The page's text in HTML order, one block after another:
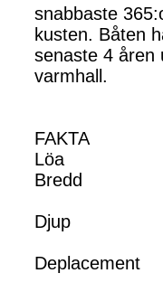
snabbaste
kusten. Båten
senaste 4 åren
varmhall.
FAKTA
Löa
Bredd
Djup